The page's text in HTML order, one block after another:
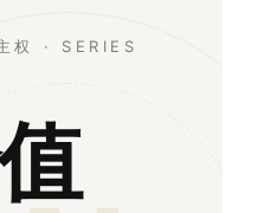
权 · SERIES